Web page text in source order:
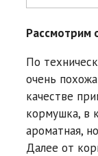
Рассмотрим
По
очень
качестве
кормушка, в
ароматная,
Далее от